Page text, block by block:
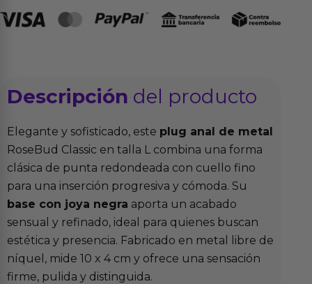
Descripción del producto
Elegante y sofisticado, este plug anal de metal
RoseBud Classic en talla L combina una forma
clásica de punta redondeada con cuello fino
para una inserción progresiva y cómoda. Su
base con joya negra aporta un acabado
sensual y refinado, ideal para quienes buscan
estética y presencia. Fabricado en metal libre de
níquel, mide 10 x 4 cm y ofrece una sensación
firme, pulida y distinguida.